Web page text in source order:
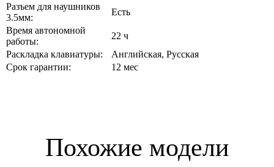
Разъем для наушников
3.5мм:
Есть
Время автономной
работы:
22 ч
Раскладка клавиатуры:
Английская, Русская
Срок гарантии:
12 мес
Похожие модели